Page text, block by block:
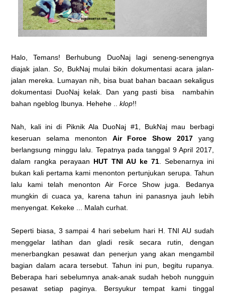
Halo, Temans! Berhubung DuoNaj lagi seneng-senengnya
diajak jalan.So , BukNaj mulai bikin dokumentasi acara jalan-
jalan mereka. Lumayan nih, bisa buat bahan bacaan sekaligus
dokumentasi DuoNaj kelak. Dan yang pasti bisa nambahin
bahan ngeblog Ibunya. Hehehe ..klop!!
Nah, kali ini di Piknik Ala DuoNaj #1, BukNaj mau berbagi
keseruan selama menonton Air Force Show 2017yang
berlangsung minggu lalu. Tepatnya pada tanggal 9 April 2017,
dalam rangka perayaan HUT TNI AU ke 71. Sebenarnya ini
bukan kali pertama kami menonton pertunjukan serupa. Tahun
lalu kami telah menonton Air Force Show juga. Bedanya
mungkin di cuaca ya, karena tahun ini panasnya jauh lebih
menyengat. Kekeke ... Malah curhat.
Seperti biasa, 3 sampai 4 hari sebelum hari H. TNI AU sudah
menggelar latihan dan gladi resik secara rutin, dengan
menerbangkan pesawat dan penerjun yang akan mengambil
bagian dalam acara tersebut. Tahun ini pun, begitu rupanya.
Beberapa hari sebelumnya anak-anak sudah heboh nungguin
pesawat setiap paginya. Bersyukur tempat kami tinggal